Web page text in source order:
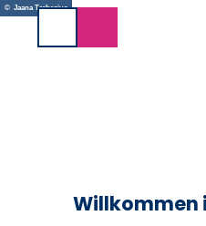
Z© Jaana Trebesius
Willkommen